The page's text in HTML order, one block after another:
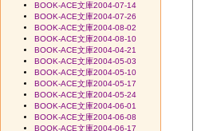
BOOK-ACE文庫2004-07-14
BOOK-ACE文庫2004-07-26
BOOK-ACE文庫2004-08-02
BOOK-ACE文庫2004-08-10
BOOK-ACE文庫2004-04-21
BOOK-ACE文庫2004-05-03
BOOK-ACE文庫2004-05-10
BOOK-ACE文庫2004-05-17
BOOK-ACE文庫2004-05-24
BOOK-ACE文庫2004-06-01
BOOK-ACE文庫2004-06-08
BOOK-ACE文庫2004-06-17